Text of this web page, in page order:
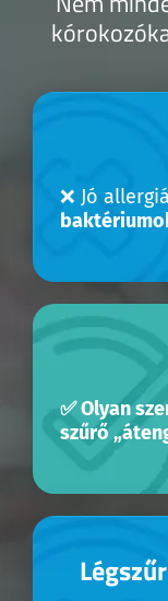
❌ Jó
✅ Olyan
szűrő